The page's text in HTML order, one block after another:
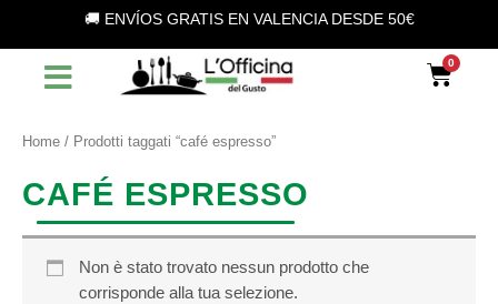
contenuto
🚚 ENVÍOS GRATIS EN VALENCIA DESDE 50€
l
o
u
a
Home / Prodotti taggati “café espresso”
CAFÉ ESPRESSO
Non è stato trovato nessun prodotto che
corrisponde alla tua selezione.